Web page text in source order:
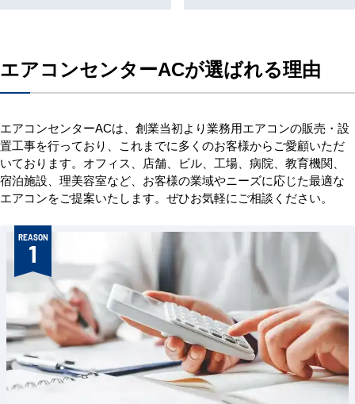
エアコンセンターACが選ばれる理由
エアコンセンターACは、創業当初より業務用エアコンの販売・設
置工事を行っており、これまでに多くのお客様からご愛顧いただ
いております。オフィス、店舗、ビル、工場、病院、教育機関、
宿泊施設、理美容室など、お客様の業域やニーズに応じた最適な
エアコンをご提案いたします。ぜひお気軽にご相談ください。
REASON
1